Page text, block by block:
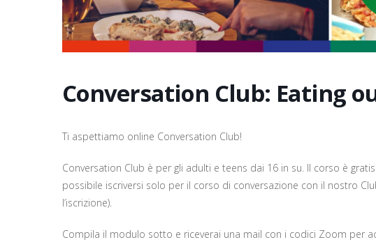
Conversation Club: Eating
Ti aspettiamo online Conversation Club!
Conversation Club è per gli adulti e teens dai 16 in su. Il corso è
possibile iscriversi solo per il corso di conversazione con il nostro
l’iscrizione).
Compila il modulo sotto e riceverai una mail con i codici Zoom per